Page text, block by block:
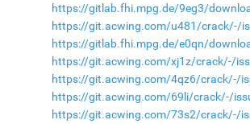
https://gitlab.fhi.mpg.de/9eg3/
https://git.acwing.com/u481/crack/-/
https://gitlab.fhi.mpg.de/e0qn/
https://git.acwing.com/xj1z/crack/-/
https://git.acwing.com/4qz6/crack/-/
https://git.acwing.com/69li/crack/-/
https://git.acwing.com/73s2/crack/-/